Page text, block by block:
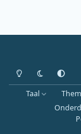
Heldere modus
Donkere modus
Taal